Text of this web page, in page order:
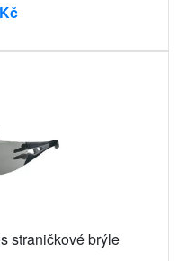
straničkové brýle